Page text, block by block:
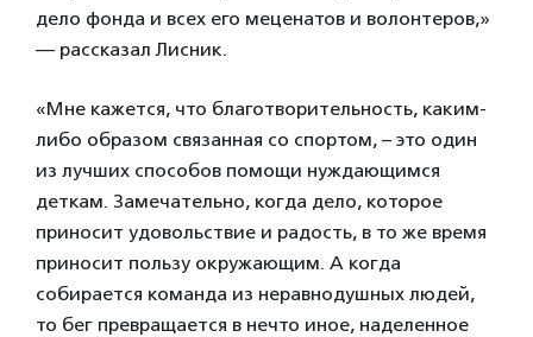
дело фонда и всех его меценатов и волонтеров,»
— рассказал Лисник.
«Мне кажется, что благотворительность, каким-
либо образом связанная со спортом, – это один
из лучших способов помощи нуждающимся
деткам. Замечательно, когда дело, которое
приносит удовольствие и радость, в то же время
приносит пользу окружающим. А когда
собирается команда из неравнодушных людей,
то бег превращается в нечто иное, наделенное